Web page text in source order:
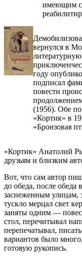
имеющим
вернулся в
литературную
году
подписал
повести
(1956). Обе
«Кортик» в
«Бронзовая
«Кортик» Анатолий
друзьям и близким
Вот, что сам автор
до обеда, после
заснеженным улицам,
тускло мерцал свет
заняты одним —
стол, перечитывал
перепечатывал,
вариантов было
готовую рукопись.